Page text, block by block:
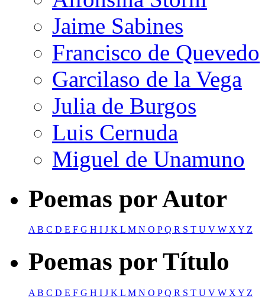
Jaime Sabines
Francisco de Quevedo
Garcilaso de la Vega
Julia de Burgos
Luis Cernuda
Miguel de Unamuno
Poemas por Autor
AB C D E F G H I J K L M N O PQ R S T U V W XY Z
Poemas por Título
A B C D E F G H I J K L M N O PQ R S T U V W X Y Z